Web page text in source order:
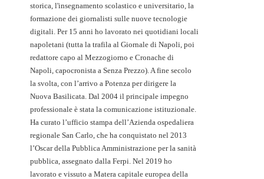
storica, l'insegnamento scolastico e universitario, la
formazione dei giornalisti sulle nuove tecnologie
digitali. Per 15 anni ho lavorato nei quotidiani locali
napoletani (tutta la trafila al Giornale di Napoli, poi
redattore capo al Mezzogiorno e Cronache di
Napoli, capocronista a Senza Prezzo). A fine secolo
la svolta, con l’arrivo a Potenza per dirigere la
Nuova Basilicata. Dal 2004 il principale impegno
professionale è stata la comunicazione istituzionale.
Ha curato l’ufficio stampa dell’Azienda ospedaliera
regionale San Carlo, che ha conquistato nel 2013
l’Oscar della Pubblica Amministrazione per la sanità
pubblica, assegnato dalla Ferpi. Nel 2019 ho
lavorato e vissuto a Matera capitale europea della